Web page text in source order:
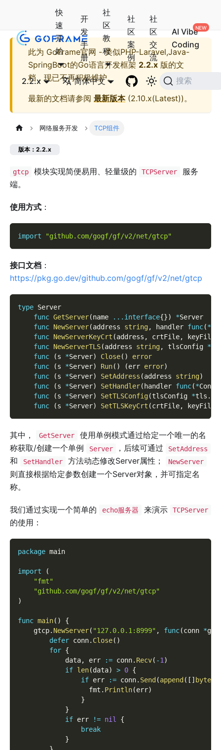
快
速
开
始
开
发
手
册
社
区
教
程
社
区
案
例
社
区
交
流
AI Vibe
Coding
2.2.x 简体中文 搜索
此为 GoFrame官网 - 类似PHP-Laravel,Java-
SpringBoot的Go语言开发框架 2.2.x 版的文
档，现已不再积极维护。
最新的文档请参阅 最新版本(2.10.x(Latest))。
网络服务开发 TCP组件
版本：2.2.x
gtcp 模块实现简便易用、轻量级的 TCPServer
服务
端。
使用方式 ：
import "github.com/gogf/gf/v2/net/gtcp"
接口文档 ：
https://pkg.go.dev/github.com/gogf/gf/v2/net/gtcp
type Server
func GetServer(name ... interface{}) *Server
func NewServer(address string, handler func(*
func NewServerKeyCrt (address , crtFile, keyFile
func NewServerTLS(address string, tlsConfig *
func
(s *Server) Close( )
error
func
(s *Server) Run( ) (err error)
func
(s *Server) SetAddress (address string)
func
(s *Server) SetHandler( handler func(*Conn
func
(s *Server) SetTLSConfig(tlsConfig *tls .
func
(s *Server) SetTLSKeyCrt (crtFile, keyFile
其中， GetServer
使用单例模式通过给定一个唯一的名
称获取/创建一个单例
Server ，后续可通过 SetAddress
和 SetHandler 方法动态修改Server属性； NewServer
则直接根据给定参数创建一个Server对象，并可指定名
称。
我们通过实现一个简单的 echo服务器 来演示 TCPServer
的使用：
package main
import
(
"fmt"
"github.com/gogf/gf/v2/net/gtcp"
)
func main( )
{
    gtcp
. NewServer( "127.0.0.1:8999" , func(conn *
defer conn. Close( )
for {
            data
, err := conn. Recv( -1 )
if len(data) > 0 {
if err := conn. Send (append ( [ ] byte
                  fmt
. Println(err)
}
}
if err != nil
{
break
}